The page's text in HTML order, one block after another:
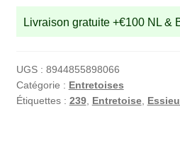
Livraison gratuite +€100 NL &
UGS : 8944855898066
Catégorie : Entretoises
Étiquettes : 239, Entretoise,